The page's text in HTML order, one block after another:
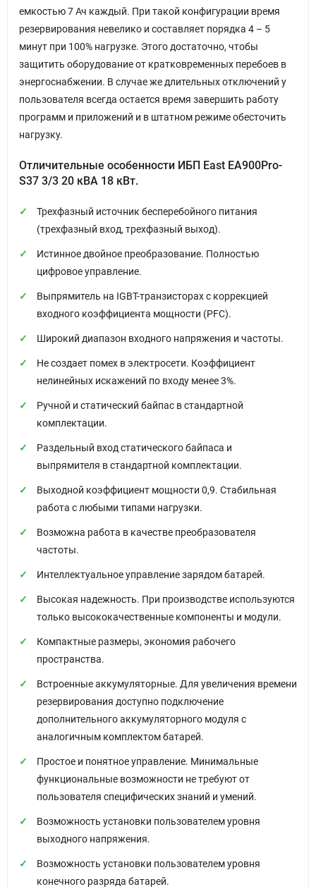
емкостью 7 Ач каждый. При такой конфигурации время
резервирования невелико и составляет порядка 4 – 5
минут при 100% нагрузке. Этого достаточно, чтобы
защитить оборудование от кратковременных перебоев в
энергоснабжении. В случае же длительных отключений у
пользователя всегда остается время завершить работу
программ и приложений и в штатном режиме обесточить
нагрузку.
Отличительные особенности ИБП East EA900Pro-
S37 3/3 20 кВА 18 кВт.
Трехфазный источник бесперебойного питания
(трехфазный вход, трехфазный выход).
Истинное двойное преобразование. Полностью
цифровое управление.
Выпрямитель на IGBT-транзисторах с коррекцией
входного коэффициента мощности (PFC).
Широкий диапазон входного напряжения и частоты.
Не создает помех в электросети. Коэффициент
нелинейных искажений по входу менее 3%.
Ручной и статический байпас в стандартной
комплектации.
Раздельный вход статического байпаса и
выпрямителя в стандартной комплектации.
Выходной коэффициент мощности 0,9. Стабильная
работа с любыми типами нагрузки.
Возможна работа в качестве преобразователя
частоты.
Интеллектуальное управление зарядом батарей.
Высокая надежность. При производстве используются
только высококачественные компоненты и модули.
Компактные размеры, экономия рабочего
пространства.
Встроенные аккумуляторные. Для увеличения времени
резервирования доступно подключение
дополнительного аккумуляторного модуля с
аналогичным комплектом батарей.
Простое и понятное управление. Минимальные
функциональные возможности не требуют от
пользователя специфических знаний и умений.
Возможность установки пользователем уровня
выходного напряжения.
Возможность установки пользователем уровня
конечного разряда батарей.